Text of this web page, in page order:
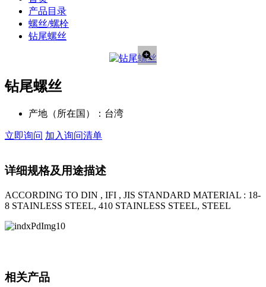
产品目录
螺丝/螺栓
钻尾螺丝
钻尾螺丝
产地（所在国）： 台湾
立即询问 加入询问清单
详细规格及用途描述
ACCORDING TO DIN , IFI , JIS STANDARD MATERIAL : 18-
8 STAINLESS STEEL, 410 STAINLESS STEEL, STEEL
相关产品